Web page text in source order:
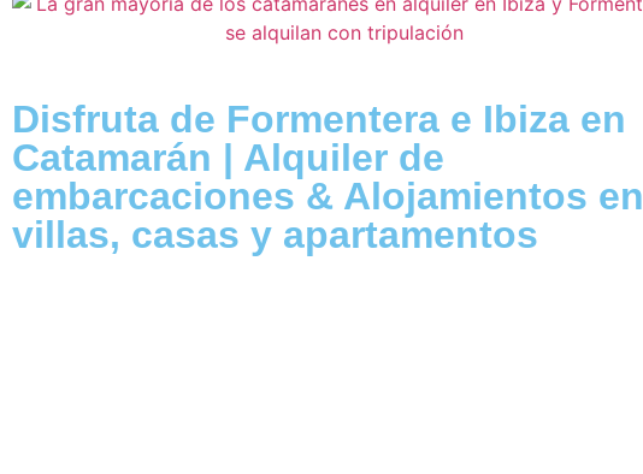
Disfruta de Formentera e Ibiza en
Catamarán | Alquiler de
embarcaciones & Alojamientos en
villas, casas y apartamentos